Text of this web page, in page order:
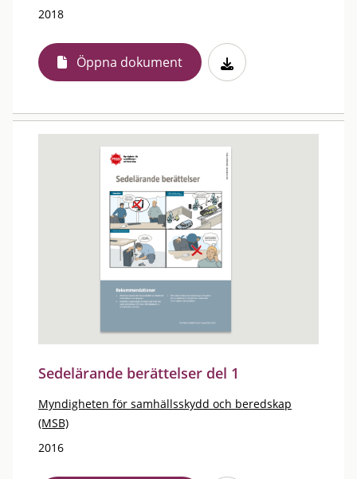
2018
Öppna dokument
Sedelärande berättelser del 1
Myndigheten för samhällsskydd och beredskap
(MSB)
2016